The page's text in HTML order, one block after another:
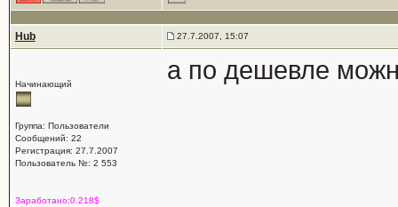
Hub 27.7.2007, 15:07
Начинающий
Группа: Пользователи
Сообщений: 22
Регистрация: 27.7.2007
Пользователь №: 2 553
Заработано:0.218$
а по дешевле